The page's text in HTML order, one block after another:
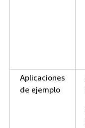
Aplicaciones
de ejemplo